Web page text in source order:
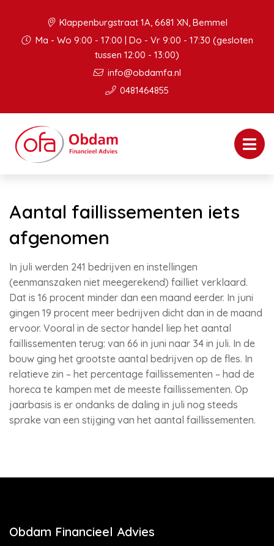
Klappenburgstraat 1A, 6681 XN, Bemmel
Ma - Wo 9:00 - 17:00 | Do - Vr 9:00 - 17:30 (gesloten
tussen 12:00 - 13:00)
info@obdamfa.nl
0481464855
Aantal faillissementen iets
afgenomen
In juli werden 241 bedrijven en instellingen
(eenmanszaken niet meegerekend) failliet verklaard.
Dat is 16 procent minder dan een maand eerder. In juni
gingen 19 procent meer bedrijven dicht dan in de maand
ervoor. Vooral in de sector handel liep het aantal
faillissementen terug: van 66 in juni naar 34 in juli. In de
bouw ging het grootste aantal bedrijven op de fles. In
relatieve zin – het percentage faillissementen – had de
horeca te kampen met de meeste faillissementen. Op
jaarbasis is er ondanks de daling in juli nog steeds
sprake van een stijging van het aantal faillissementen.
Obdam Financieel Advies